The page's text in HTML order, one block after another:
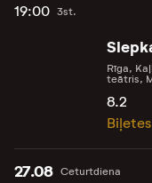
19:00 3st.
Rīga,
teātris,
8.2
Biļetes
Ceturtdiena
27.08